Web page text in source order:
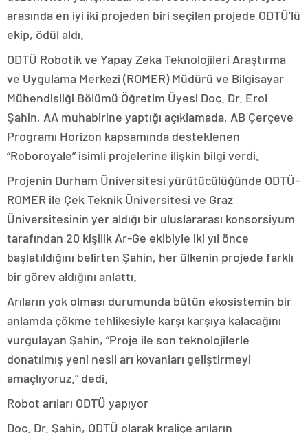
arasında en iyi iki projeden biri seçilen projede ODTÜ’lü
ekip, ödül aldı.
ODTÜ Robotik ve Yapay Zeka Teknolojileri Araştırma
ve Uygulama Merkezi (ROMER) Müdürü ve Bilgisayar
Mühendisliği Bölümü Öğretim Üyesi Doç. Dr. Erol
Şahin, AA muhabirine yaptığı açıklamada, AB Çerçeve
Programı Horizon kapsamında desteklenen
“Roboroyale” isimli projelerine ilişkin bilgi verdi.
Projenin Durham Üniversitesi yürütücülüğünde ODTÜ-
ROMER ile Çek Teknik Üniversitesi ve Graz
Üniversitesinin yer aldığı bir uluslararası konsorsiyum
tarafından 20 kişilik Ar-Ge ekibiyle iki yıl önce
başlatıldığını belirten Şahin, her ülkenin projede farklı
bir görev aldığını anlattı.
Arıların yok olması durumunda bütün ekosistemin bir
anlamda çökme tehlikesiyle karşı karşıya kalacağını
vurgulayan Şahin, “Proje ile son teknolojilerle
donatılmış yeni nesil arı kovanları geliştirmeyi
amaçlıyoruz.” dedi.
Robot arıları ODTÜ yapıyor
Doç. Dr. Şahin, ODTÜ olarak kraliçe arıların